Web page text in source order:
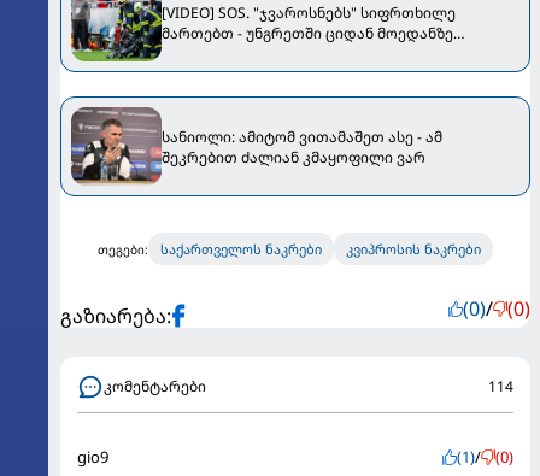
[VIDEO] SOS. "ჯვაროსნებს" სიფრთხილე
მართებთ - უნგრეთში ციდან მოედანზე
სანიოლი: ამიტომ ვითამაშეთ ასე - ამ
შეკრებით ძალიან კმაყოფილი ვარ
თეგები: საქართველოს ნაკრები კვიპროსის ნაკრები
გაზიარება: (0)/ (0)
კომენტარები 114
gio9 (1)/ (0)